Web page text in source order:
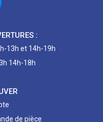
:
13h et 14h-19h
14h-18h
de pièce